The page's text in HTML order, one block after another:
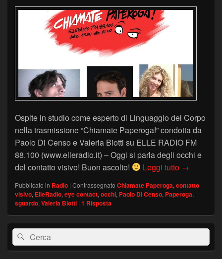
Ospite in studio come esperto di Linguaggio del Corpo
nella trasmissione “Chiamate Paperoga!” condotta da
Paolo Di Censo e Valeria Biotti su ELLE RADIO FM
88.100 (www.elleradio.it) – Oggi si parla degli occhi e
del contatto visivo! Buon ascolto!
Leggi tutto GLI
→
Pubblicato in Radio | Contrassegnato Chiamate Paperoga, contatto
visivo, ElleRadio, eye contact, occhi, Paolo Di Censo, Paperoga,
sguardo, Valeria Biotti | 1 Risposta
Area
widget
barra
laterale
Cerca: Cerca